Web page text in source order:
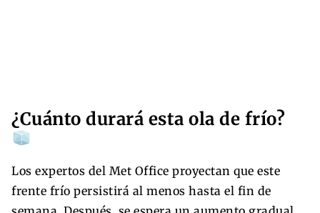
¿Cuánto durará esta ola de frío?
Los expertos del Met Office proyectan que este
frente frío persistirá al menos hasta el fin de